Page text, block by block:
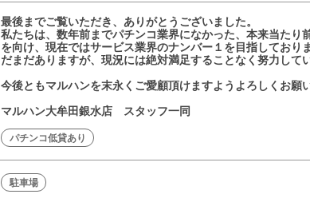
最後までご覧いただき、ありがとうございました。
私たちは、数年前までパチンコ業界になかった、本来当たり
を向け、現在ではサービス業界のナンバー１を目指しており
だまだありますが、現況には絶対満足することなく努力して
今後ともマルハンを末永くご愛顧頂けますようよろしくお願
マルハン大牟田銀水店 スタッフ一同
パチンコ低貸あり
駐車場